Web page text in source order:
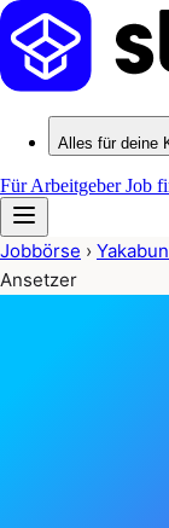
Alles für deine
Für ArbeitgeberJob
Jobbörse ›
Ansetzer